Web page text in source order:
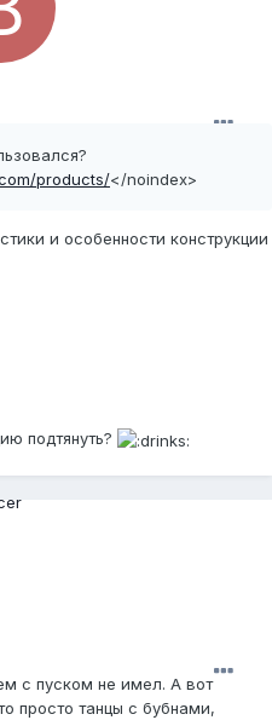
products/</noindex>
и особенности конструкции
подтянуть?
с пуском не имел. А вот
просто танцы с бубнами,